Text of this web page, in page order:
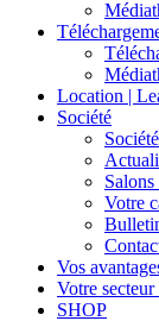
Location |
Société
Société
Salons
Votre
Vos
Votre secteur
SHOP